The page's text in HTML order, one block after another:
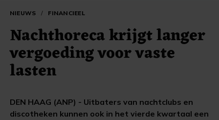
NIEUWS / FINANCIEEL
Nachthoreca krijgt langer
vergoeding voor vaste
lasten
DEN HAAG (ANP) - Uitbaters van nachtclubs en
discotheken kunnen ook in het vierde kwartaal een